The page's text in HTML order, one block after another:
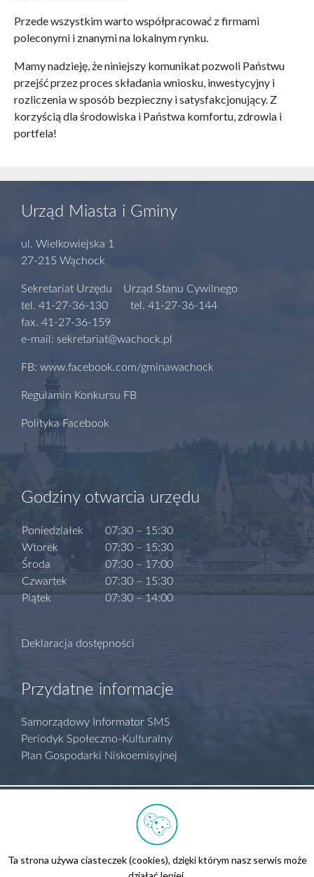
Przede wszystkim warto współpracować z firmami
poleconymi i znanymi na lokalnym rynku.
Mamy nadzieję, że niniejszy komunikat pozwoli Państwu
przejść przez proces składania wniosku, inwestycyjny i
rozliczenia w sposób bezpieczny i satysfakcjonujący. Z
korzyścią dla środowiska i Państwa komfortu, zdrowia i
portfela!
Urząd Miasta i Gminy
ul. Wielkowiejska 1
27-215 Wąchock
Sekretariat Urzędu Urząd Stanu Cywilnego
tel. 41-27-36-130 tel. 41-27-36-144
fax. 41-27-36-159
e-mail: sekretariat@wachock.pl
FB: www.facebook.com/gminawachock
Regulamin Konkursu FB
Polityka Facebook
Godziny otwarcia urzędu
Poniedziałek
Wtorek
Środa
Czwartek
Piątek
07:30 – 15:30
07:30 – 15:30
07:30 – 17:00
07:30 – 15:30
07:30 – 14:00
Deklaracja dostępności
Przydatne informacje
Samorządowy Informator SMS
Periodyk Społeczno-Kulturalny
Plan Gospodarki Niskoemisyjnej
Kontakt
Ta strona używa ciasteczek (cookies), dzięki którym nasz serwis może